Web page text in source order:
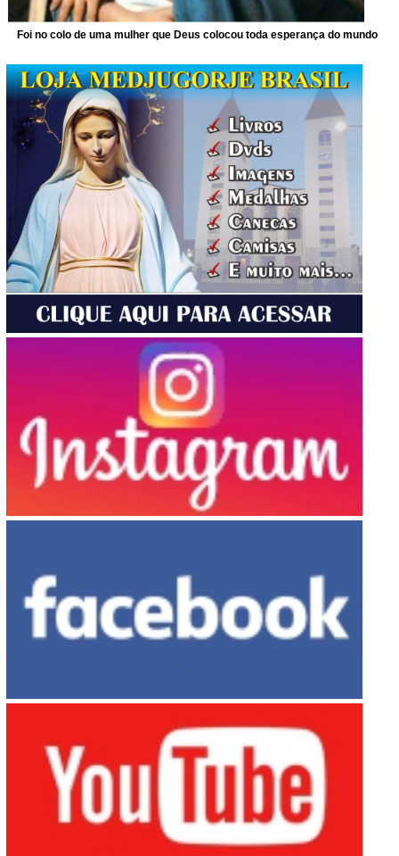
Foi no colo de uma mulher que Deus colocou toda esperança do mundo